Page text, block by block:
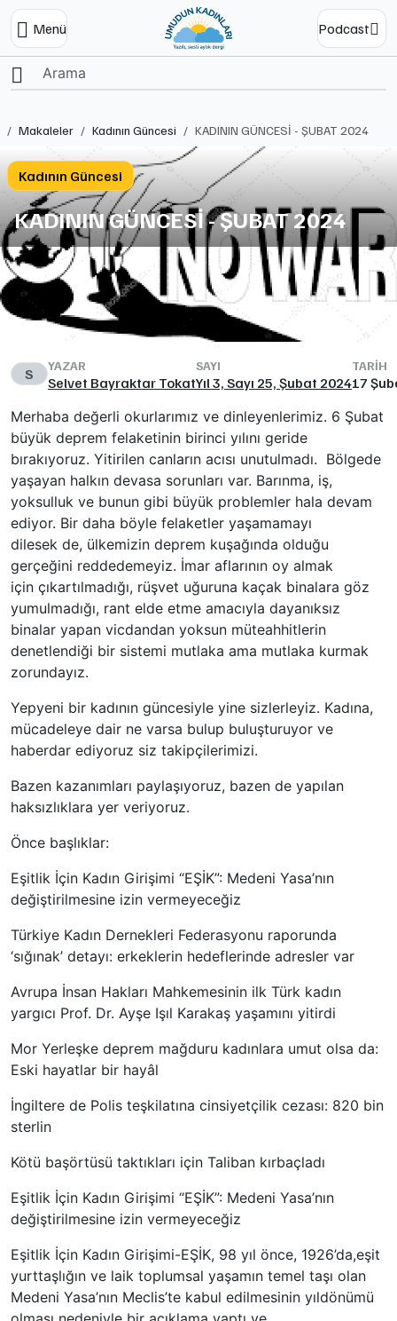
Menü Podcast
Ana Sayfa
Makaleler Kadının Güncesi KADININ GÜNCESİ - ŞUBAT 2024
Kadının Güncesi
KADININ GÜNCESİ - ŞUBAT 2024
S YAZAR
Selvet Bayraktar Tokat
SAYI
Yıl 3, Sayı 25, Şubat 2024
TARIH
17
Merhaba değerli okurlarımız ve dinleyenlerimiz. 6 Şubat
büyük deprem felaketinin birinci yılını geride
bırakıyoruz. Yitirilen canların acısı unutulmadı. Bölgede
yaşayan halkın devasa sorunları var. Barınma, iş,
yoksulluk ve bunun gibi büyük problemler hala devam
ediyor. Bir daha böyle felaketler yaşamamayı
dilesek de, ülkemizin deprem kuşağında olduğu
gerçeğini reddedemeyiz. İmar aflarının oy almak
için çıkartılmadığı, rüşvet uğuruna kaçak binalara göz
yumulmadığı, rant elde etme amacıyla dayanıksız
binalar yapan vicdandan yoksun müteahhitlerin
denetlendiği bir sistemi mutlaka ama mutlaka kurmak
zorundayız.
Yepyeni bir kadının güncesiyle yine sizlerleyiz. Kadına,
mücadeleye dair ne varsa bulup buluşturuyor ve
haberdar ediyoruz siz takipçilerimizi.
Bazen kazanımları paylaşıyoruz, bazen de yapılan
haksızlıklara yer veriyoruz.
Önce başlıklar:
Eşitlik İçin Kadın Girişimi “EŞİK”: Medeni Yasa’nın
değiştirilmesine izin vermeyeceğiz
Türkiye Kadın Dernekleri Federasyonu raporunda
‘sığınak’ detayı: erkeklerin hedeflerinde adresler var
Avrupa İnsan Hakları Mahkemesinin ilk Türk kadın
yargıcı Prof. Dr. Ayşe Işıl Karakaş yaşamını yitirdi
Mor Yerleşke deprem mağduru kadınlara umut olsa da:
Eski hayatlar bir hayâl
İngiltere de Polis teşkilatına cinsiyetçilik cezası: 820 bin
sterlin
Kötü başörtüsü taktıkları için Taliban kırbaçladı
Eşitlik İçin Kadın Girişimi “EŞİK”: Medeni Yasa’nın
değiştirilmesine izin vermeyeceğiz
Eşitlik İçin Kadın Girişimi-EŞİK, 98 yıl önce, 1926’da,eşit
yurttaşlığın ve laik toplumsal yaşamın temel taşı olan
Medeni Yasa’nın Meclis’te kabul edilmesinin yıldönümü